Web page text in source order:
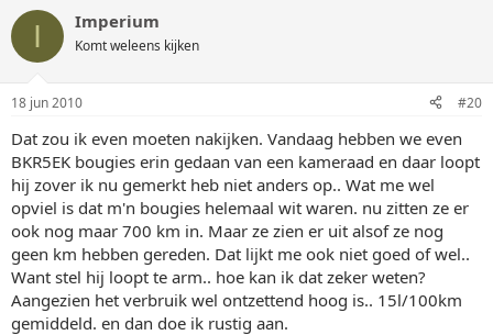
I Imperium
Komt weleens kijken
18 jun 2010 #20
Dat zou ik even moeten nakijken. Vandaag hebben we even
BKR5EK bougies erin gedaan van een kameraad en daar loopt
hij zover ik nu gemerkt heb niet anders op.. Wat me wel
opviel is dat m'n bougies helemaal wit waren. nu zitten ze er
ook nog maar 700 km in. Maar ze zien er uit alsof ze nog
geen km hebben gereden. Dat lijkt me ook niet goed of wel..
Want stel hij loopt te arm.. hoe kan ik dat zeker weten?
Aangezien het verbruik wel ontzettend hoog is.. 15l/100km
gemiddeld. en dan doe ik rustig aan.